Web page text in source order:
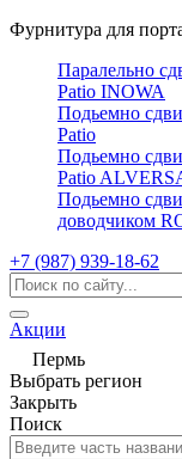
Фурнитура для
Паралельно
Patio INOWA
Подьемно
Patio
Подьемно
Patio
Подьемно
доводчиком
+7 (987) 939-18-62
Акции
Пермь
Выбрать регион
Закрыть
Поиск